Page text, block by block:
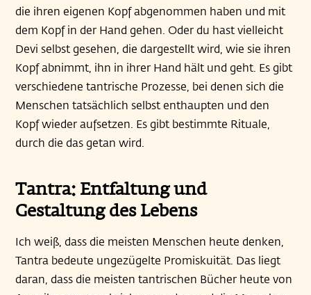
die ihren eigenen Kopf abgenommen haben und mit
dem Kopf in der Hand gehen. Oder du hast vielleicht
Devi selbst gesehen, die dargestellt wird, wie sie ihren
Kopf abnimmt, ihn in ihrer Hand hält und geht. Es gibt
verschiedene tantrische Prozesse, bei denen sich die
Menschen tatsächlich selbst enthaupten und den
Kopf wieder aufsetzen. Es gibt bestimmte Rituale,
durch die das getan wird.
Tantra: Entfaltung und
Gestaltung des Lebens
Ich weiß, dass die meisten Menschen heute denken,
Tantra bedeute ungezügelte Promiskuität. Das liegt
daran, dass die meisten tantrischen Bücher heute von